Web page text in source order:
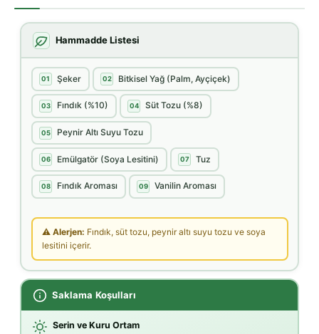
Hammadde Listesi
01 Şeker 02 Bitkisel Yağ (Palm, Ayçiçek)
03 Fındık (%10) 04 Süt Tozu (%8)
05 Peynir Altı Suyu Tozu
06 Emülgatör (Soya Lesitini) 07 Tuz
08 Fındık Aroması 09 Vanilin Aroması
⚠ Alerjen: Fındık, süt tozu, peynir altı suyu tozu ve soya
lesitini içerir.
Saklama Koşulları
Serin ve Kuru Ortam